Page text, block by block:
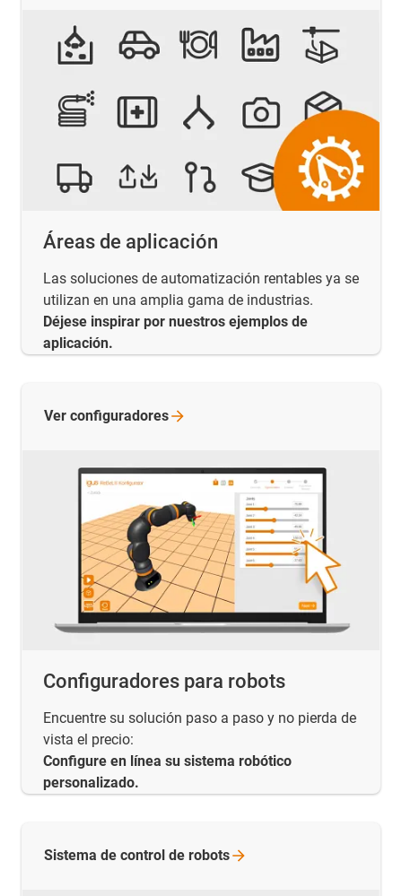
Áreas de aplicación
Las soluciones de automatización rentables ya se
utilizan en una amplia gama de industrias.
Déjese inspirar por nuestros ejemplos de
aplicación.
Configuradores para robots
Encuentre su solución paso a paso y no pierda de
vista el precio:
Configure en línea su sistema robótico
personalizado.
Ver configuradores
Sistema de control de robots